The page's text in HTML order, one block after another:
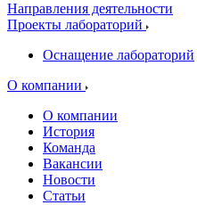
Направления деятельности
Проекты лабораторий
Оснащение лабораторий
О компании
О компании
История
Команда
Вакансии
Новости
Статьи